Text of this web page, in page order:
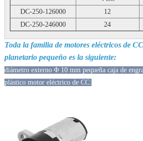
DC-250-126000
12
DC-250-246000
24
Toda la familia de motores eléctricos de
planetario pequeño es la siguiente:
diámetro externo Φ 10 mm pequeña caja de
plástico motor eléctrico de CC: